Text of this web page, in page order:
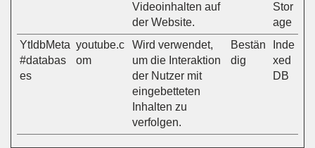
Videoinhalten auf
der Website.
Stor
age
YtIdbMeta
#databas
es
youtube.c
om
Wird verwendet,
um die Interaktion
der Nutzer mit
eingebetteten
Inhalten zu
verfolgen.
Bestän
dig
Inde
xed
DB